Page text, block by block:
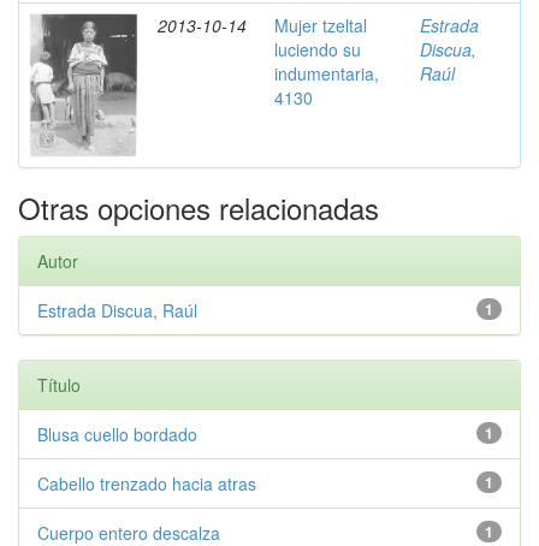
2013-10-14
Mujer tzeltal
luciendo su
indumentaria,
4130
Estrada
Discua,
Raúl
Otras opciones relacionadas
Autor
1
Estrada Discua, Raúl
Título
1
Blusa cuello bordado
1
Cabello trenzado hacia atras
1
Cuerpo entero descalza